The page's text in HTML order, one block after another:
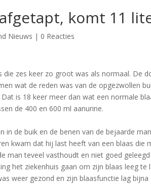
komt 11
Nieuws | 0 Reacties
die zes keer zo groot was als normaal. De
wat de reden was van de opgezwollen
is 18 keer meer dan wat een normale
de 400 en 600 ml aanurine.
in de buik en de benen van de bejaarde
kwam dat hij last heeft van een blaas die
man teveel vasthoudt en niet goed
het ziekenhuis gaan om zijn blaas leeg te
weer gezond en zijn blaasfunctie lag